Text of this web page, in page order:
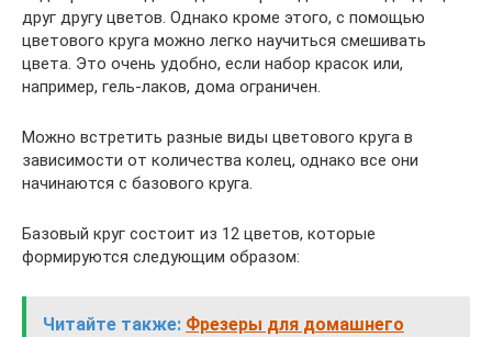
друг другу цветов. Однако кроме этого, с помощью
цветового круга можно легко научиться смешивать
цвета. Это очень удобно, если набор красок или,
например, гель-лаков, дома ограничен.
Можно встретить разные виды цветового круга в
зависимости от количества колец, однако все они
начинаются с базового круга.
Базовый круг состоит из 12 цветов, которые
формируются следующим образом:
Читайте также: Фрезеры для домашнего